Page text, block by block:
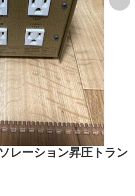
ーション昇圧トラン